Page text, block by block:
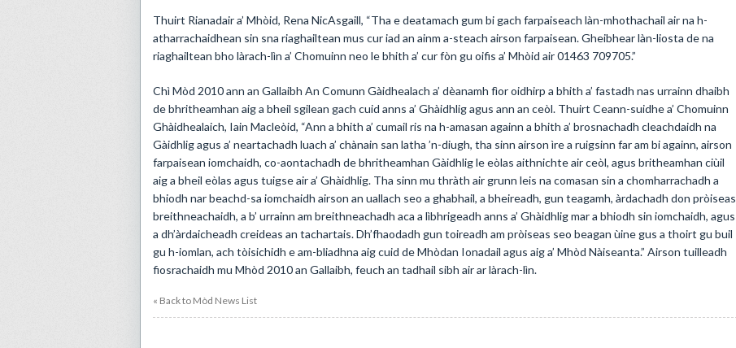
Thuirt Rianadair a’ Mhòid, Rena NicAsgaill, “Tha e deatamach gum bi gach farpaiseach làn-mhothachail air na h-
atharrachaidhean sin sna riaghailtean mus cur iad an ainm a-steach airson farpaisean. Gheibhear làn-liosta de na
riaghailtean bho làrach-lìn a’ Chomuinn neo le bhith a’ cur fòn gu oifis a’ Mhòid air 01463 709705.”
Chì Mòd 2010 ann an Gallaibh An Comunn Gàidhealach a’ dèanamh fìor oidhirp a bhith a’ fastadh nas urrainn dhaibh
de bhritheamhan aig a bheil sgilean gach cuid anns a’ Ghàidhlig agus ann an ceòl. Thuirt Ceann-suidhe a’ Chomuinn
Ghàidhealaich, Iain Macleòid, “Ann a bhith a’ cumail ris na h-amasan againn a bhith a’ brosnachadh cleachdaidh na
Gàidhlig agus a’ neartachadh luach a’ chànain san latha ’n-diugh, tha sinn airson ìre a ruigsinn far am bi againn, airson
farpaisean iomchaidh, co-aontachadh de bhritheamhan Gàidhlig le eòlas aithnichte air ceòl, agus britheamhan ciùil
aig a bheil eòlas agus tuigse air a’ Ghàidhlig. Tha sinn mu thràth air grunn leis na comasan sin a chomharrachadh a
bhiodh nar beachd-sa iomchaidh airson an uallach seo a ghabhail, a bheireadh, gun teagamh, àrdachadh don pròiseas
breithneachaidh, a b’ urrainn am breithneachadh aca a lìbhrigeadh anns a’ Ghàidhlig mar a bhiodh sin iomchaidh, agus
a dh’àrdaicheadh creideas an tachartais. Dh’fhaodadh gun toireadh am pròiseas seo beagan ùine gus a thoirt gu buil
gu h-iomlan, ach tòisichidh e am-bliadhna aig cuid de Mhòdan Ionadail agus aig a’ Mhòd Nàiseanta.” Airson tuilleadh
fiosrachaidh mu Mhòd 2010 an Gallaibh, feuch an tadhail sibh air ar làrach-lìn.
« Back to Mòd News List